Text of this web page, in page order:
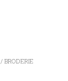
/ BRODERIE